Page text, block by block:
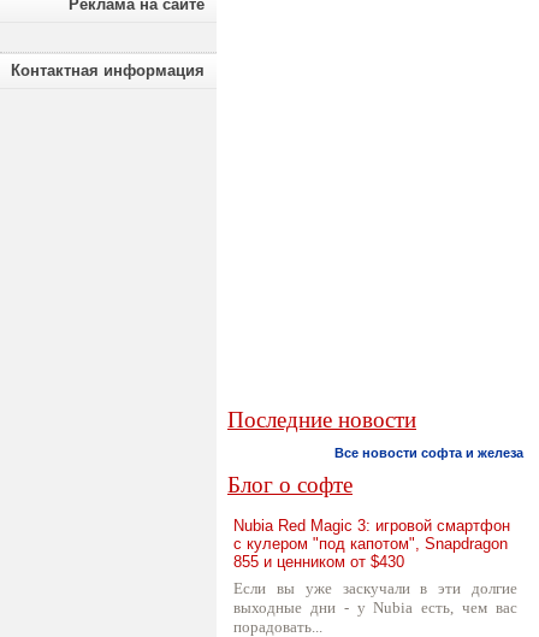
Реклама на сайте
Контактная информация
Последние новости
Все новости софта и железа
Блог о софте
Nubia Red Magic 3: игровой смартфон
с кулером "под капотом", Snapdragon
855 и ценником от $430
Если вы уже заскучали в эти долгие
выходные дни - у Nubia есть, чем вас
порадовать...